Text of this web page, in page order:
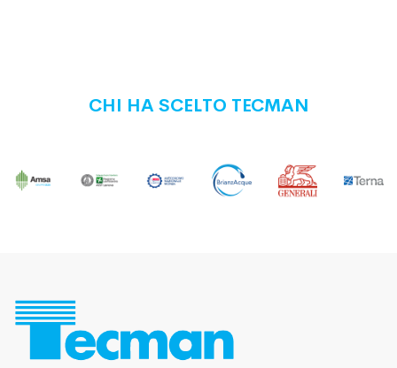
CHI HA SCELTO TECMAN